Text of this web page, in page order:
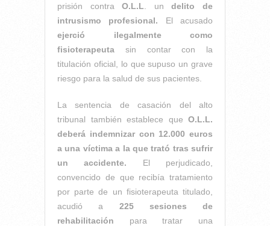
prisión contraO.L.L . undelito de
intrusismo profesional. El acusado
ejerció ilegalmente como
fisioterapeuta sin contar con la
titulación oficial, lo que supuso un grave
riesgo para la salud de sus pacientes.
La sentencia de casación del alto
tribunal también establece que O.L.L.
deberá indemnizar con 12.000 euros
a una víctima a la que trató tras sufrir
un accidente. El perjudicado,
convencido de que recibía tratamiento
por parte de un fisioterapeuta titulado,
acudió a 225 sesiones de
rehabilitación para tratar una